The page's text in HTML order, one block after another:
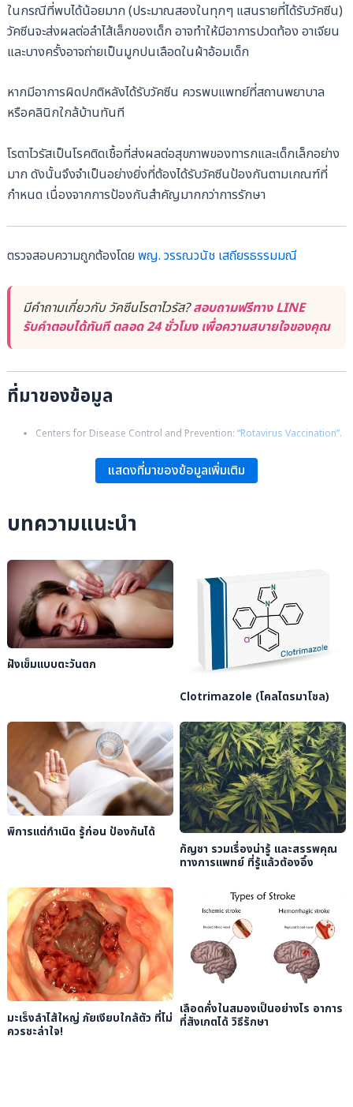
ในกรณีที่พบได้น้อยมาก (ประมาณสองในทุกๆ แสนรายที่ได้รับวัคซีน)
วัคซีนจะส่งผลต่อลำไส้เล็กของเด็ก อาจทำให้มีอาการปวดท้อง อาเจียน
และบางครั้งอาจถ่ายเป็นมูกปนเลือดในผ้าอ้อมเด็ก
หากมีอาการผิดปกติหลังได้รับวัคซีน ควรพบแพทย์ที่สถานพยาบาล
หรือคลินิกใกล้บ้านทันที
โรตาไวรัสเป็นโรคติดเชื้อที่ส่งผลต่อสุขภาพของทารกและเด็กเล็กอย่าง
มาก ดังนั้นจึงจำเป็นอย่างยิ่งที่ต้องได้รับวัคซีนป้องกันตามเกณฑ์ที่
กำหนด เนื่องจากการป้องกันสำคัญมากกว่าการรักษา
ตรวจสอบความถูกต้องโดย พญ. วรรณวนัช เสถียรธรรมมณี
มีคำถามเกี่ยวกับ วัคซีนโรตาไวรัส?สอบถามฟรีทาง LINE
รับคำตอบได้ทันที ตลอด 24 ชั่วโมง เพื่อความสบายใจของคุณ
ที่มาของข้อมูล
Centers for Disease Control and Prevention: “Rotavirus Vaccination”.
แสดงที่มาของข้อมูลเพิ่มเติม
บทความแนะนำ
ฝังเข็มแบบตะวันตก
Clotrimazole (โคลไตรมาโซล)
พิการแต่กำเนิด รู้ก่อน ป้องกันได้
กัญชา รวมเรื่องน่ารู้ และสรรพคุณ
ทางการแพทย์ ที่รู้แล้วต้องอึ้ง
มะเร็งลำไส้ใหญ่ ภัยเงียบใกล้ตัว ที่ไม่
ควรชะล่าใจ!
เลือดคั่งในสมองเป็นอย่างไร อาการ
ที่สังเกตได้ วิธีรักษา